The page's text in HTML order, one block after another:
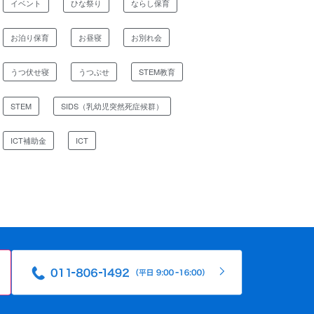
イベント ひな祭り ならし保育
お泊り保育 お昼寝 お別れ会
うつ伏せ寝 うつぶせ STEM教育
STEM SIDS（乳幼児突然死症候群）
ICT補助金 ICT